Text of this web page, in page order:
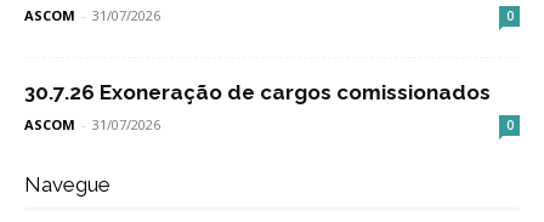
ASCOM - 31/07/2026 0
30.7.26 Exoneração de cargos comissionados
ASCOM - 31/07/2026 0
Navegue